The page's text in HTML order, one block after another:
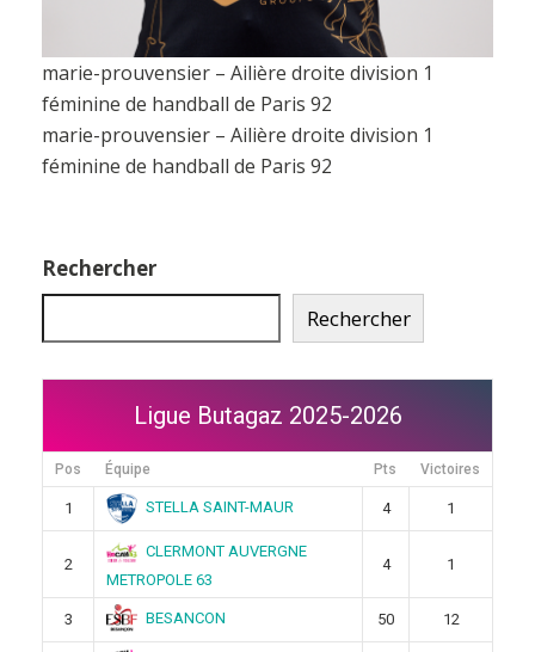
marie-prouvensier – Ailière droite division 1
féminine de handball de Paris 92
marie-prouvensier – Ailière droite division 1
féminine de handball de Paris 92
Rechercher
Rechercher
Ligue Butagaz 2025-2026
Pos Équipe Pts Victoires
1 STELLA SAINT-MAUR 4 1
2
CLERMONT AUVERGNE
METROPOLE 63
4 1
3 BESANCON 50 12